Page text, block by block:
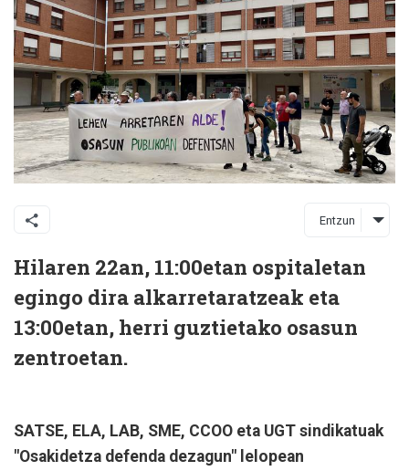
Entzun
Hilaren 22an, 11:00etan ospitaletan
egingo dira alkarretaratzeak eta
13:00etan, herri guztietako osasun
zentroetan.
SATSE, ELA, LAB, SME, CCOO eta UGT sindikatuak
"Osakidetza defenda dezagun" lelopean